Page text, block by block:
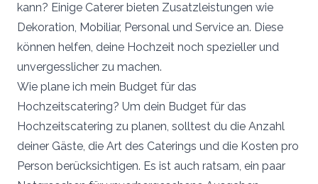
kann? Einige Caterer bieten Zusatzleistungen wie
Dekoration, Mobiliar, Personal und Service an. Diese
können helfen, deine Hochzeit noch spezieller und
unvergesslicher zu machen.
Wie plane ich mein Budget für das
Hochzeitscatering? Um dein Budget für das
Hochzeitscatering zu planen, solltest du die Anzahl
deiner Gäste, die Art des Caterings und die Kosten pro
Person berücksichtigen. Es ist auch ratsam, ein paar